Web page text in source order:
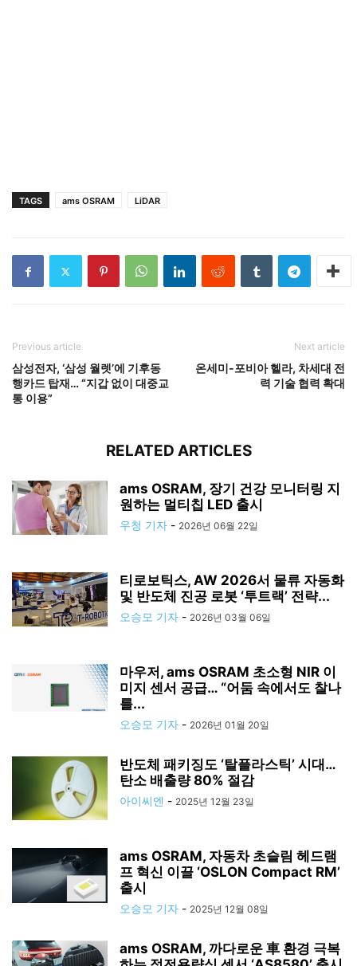
TAGS ams OSRAM LiDAR
Previous article
삼성전자, ‘삼성 월렛’에 기후동
행카드 탑재… “지갑 없이 대중교
통 이용”
Next article
온세미-포비아 헬라, 차세대 전
력 기술 협력 확대
RELATED ARTICLES
ams OSRAM, 장기 건강 모니터링 지
원하는 멀티칩 LED 출시
우청 기자 - 2026년 06월 22일
티로보틱스, AW 2026서 물류 자동화
및 반도체 진공 로봇 ‘투트랙’ 전략...
오승모 기자 - 2026년 03월 06일
마우저, ams OSRAM 초소형 NIR 이
미지 센서 공급… “어둠 속에서도 찰나
를...
오승모 기자 - 2026년 01월 20일
반도체 패키징도 ‘탈플라스틱’ 시대…
탄소 배출량 80% 절감
아이씨엔 - 2025년 12월 23일
ams OSRAM, 자동차 초슬림 헤드램
프 혁신 이끌 ‘OSLON Compact RM’
출시
오승모 기자 - 2025년 12월 08일
ams OSRAM, 까다로운 車 환경 극복